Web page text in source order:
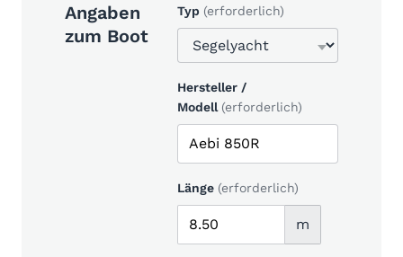
Angaben
zum Boot
Typ (erforderlich)
Hersteller /
Modell (erforderlich)
Länge (erforderlich)
m